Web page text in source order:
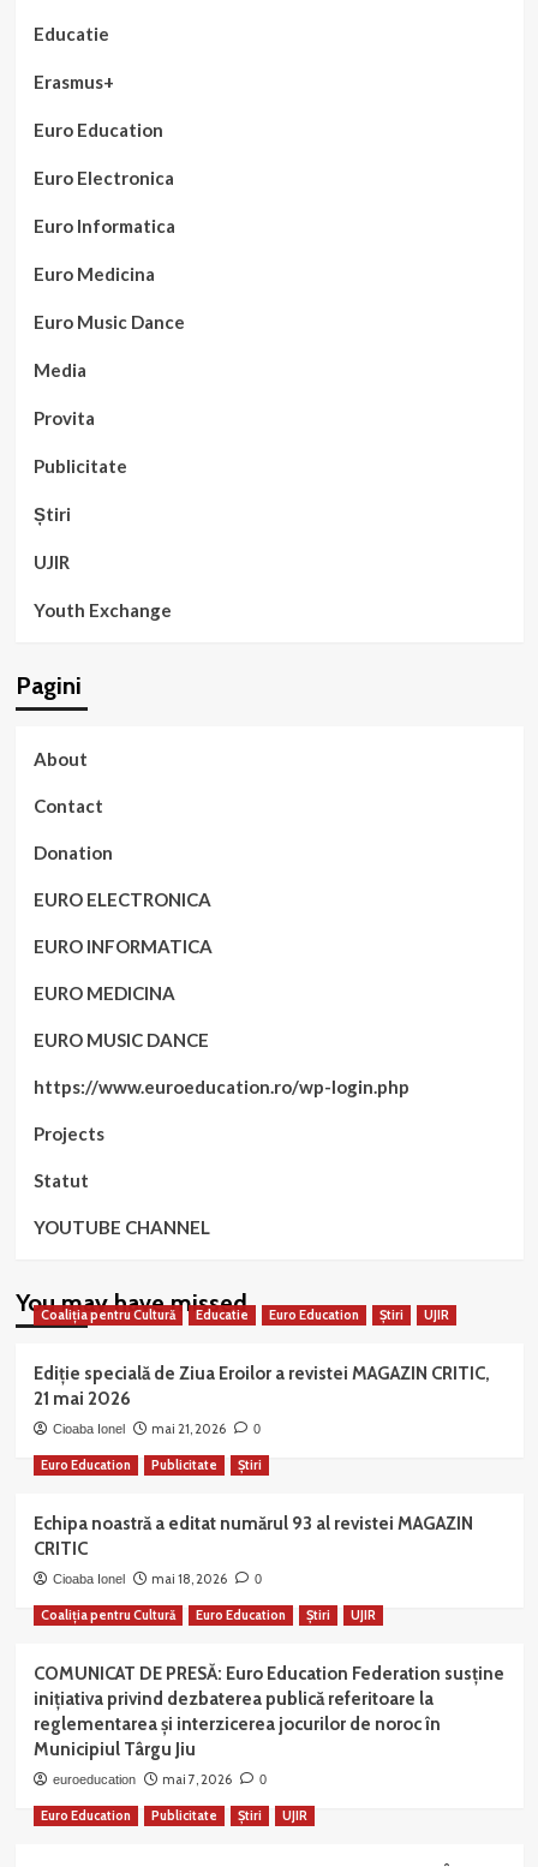
Educatie
Erasmus+
Euro Education
Euro Electronica
Euro Informatica
Euro Medicina
Euro Music Dance
Media
Provita
Publicitate
Știri
UJIR
Youth Exchange
Pagini
About
Contact
Donation
EURO ELECTRONICA
EURO INFORMATICA
EURO MEDICINA
EURO MUSIC DANCE
https://www.euroeducation.ro/wp-login.php
Projects
Statut
YOUTUBE CHANNEL
You may have missed
Coaliția pentru Cultură Educatie Euro Education Știri UJIR
Ediție specială de Ziua Eroilor a revistei MAGAZIN CRITIC,
21 mai 2026
Cioaba Ionel mai 21, 2026 0
Euro Education Publicitate Știri
Echipa noastră a editat numărul 93 al revistei MAGAZIN
CRITIC
Cioaba Ionel mai 18, 2026 0
Coaliția pentru Cultură Euro Education Știri UJIR
COMUNICAT DE PRESĂ: Euro Education Federation susține
inițiativa privind dezbaterea publică referitoare la
reglementarea și interzicerea jocurilor de noroc în
Municipiul Târgu Jiu
euroeducation mai 7, 2026 0
Euro Education Publicitate Știri UJIR